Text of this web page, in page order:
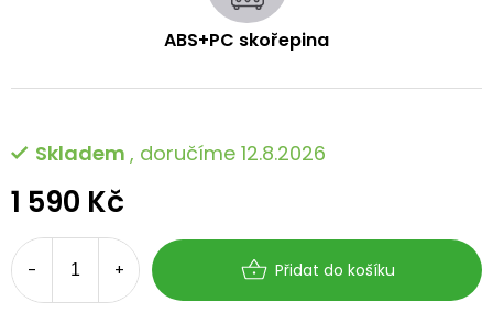
1 590 Kč
cena:
Skladem , doručíme 12.8.2026
Přidat do košíku
ABS+PC skořepina